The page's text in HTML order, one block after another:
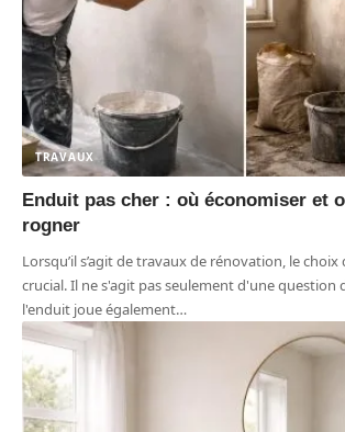
TRAVAUX
Enduit pas cher : où économiser et
rogner
Lorsqu’il s’agit de travaux de rénovation, le choix
crucial. Il ne s'agit pas seulement d'une question
l'enduit joue également…